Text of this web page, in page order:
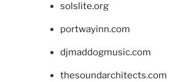
solslite.org
portwayinn.com
djmaddogmusic.com
thesoundarchitects.com